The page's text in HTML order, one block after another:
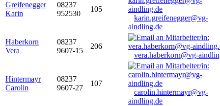
Greifenegger
Karin
08237
952530
105
karin.greifenegger@vg-
aindling.de
Haberkorn
Vera
08237
9607-15
206
vera.haberkorn@vg-
Hintermayr
Carolin
08237
9607-27
107
carolin.hintermayr@vg-
aindling.de